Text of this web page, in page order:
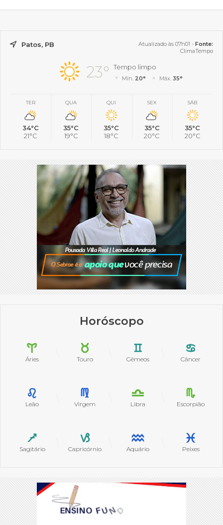
Patos, PB Atualizado às 07h01 - Fonte:
ClimaTempo
23° Tempo limpo
Mín. 20° Máx. 35°
TER
34°C
21°C
QUA
35°C
19°C
QUI
35°C
18°C
SEX
35°C
20°C
SÁB
35°C
20°C
Horóscopo
Áries Touro Gêmeos Câncer
Leão Virgem Libra Escorpião
Sagitário Capricórnio Aquário Peixes